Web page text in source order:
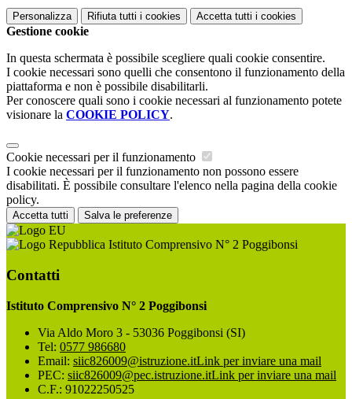
Personalizza Rifiuta tutti i cookies Accetta tutti i cookies
Gestione cookie
In questa schermata è possibile scegliere quali cookie consentire.
I cookie necessari sono quelli che consentono il funzionamento della
piattaforma e non è possibile disabilitarli.
Per conoscere quali sono i cookie necessari al funzionamento potete
visionare la COOKIE POLICY.
Cookie necessari per il funzionamento
I cookie necessari per il funzionamento non possono essere
disabilitati. È possibile consultare l'elenco nella pagina della cookie
policy.
Accetta tutti Salva le preferenze
Istituto Comprensivo N° 2 Poggibonsi
Contatti
Istituto Comprensivo N° 2 Poggibonsi
Via Aldo Moro 3 - 53036 Poggibonsi (SI)
Tel: 0577 986680
Email: siic826009@istruzione.itLink per inviare una mail
PEC: siic826009@pec.istruzione.itLink per inviare una mail
C.F.: 91022250525